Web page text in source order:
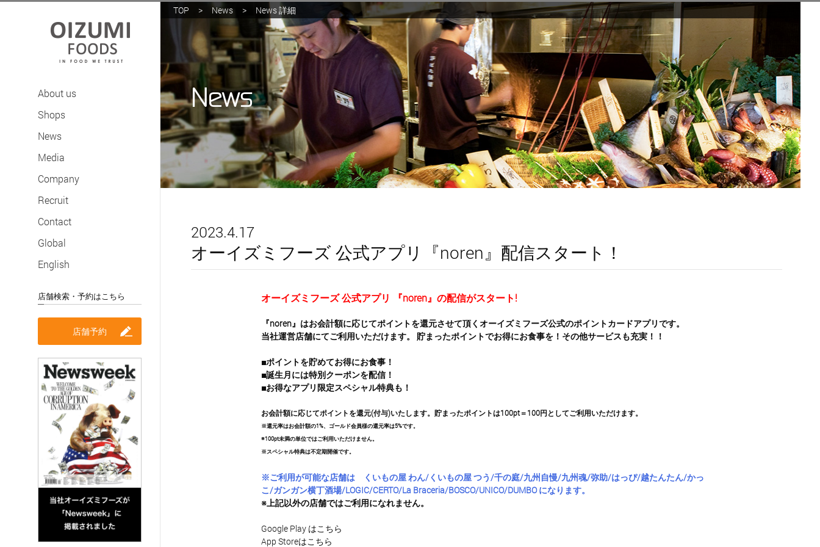
About us
Shops
News
Media
Company
Recruit
Contact
Global
English
店舗検索・予約はこちら
店舗予約
News
TOP > News > News 詳細
2023.4.17
オーイズミフーズ 公式アプリ『noren』配信スタート！
オーイズミフーズ 公式アプリ 『noren』の配信がスタート!
『noren』はお会計額に応じてポイントを還元させて頂くオーイズミフーズ公式のポイントカードアプリです。
当社運営店舗にてご利用いただけます。 貯まったポイントでお得にお食事を！その他サービスも充実！！
■ポイントを貯めてお得にお食事！
■誕生月には特別クーポンを配信！
■お得なアプリ限定スペシャル特典も！
お会計額に応じてポイントを還元(付与)いたします。貯まったポイントは100pt＝100円としてご利用いただけます。
※還元率はお会計額の1%、ゴールド会員様の還元率は5%です。
※100pt未満の単位ではご利用いただけません。
※スペシャル特典は不定期開催です。
※ご利用が可能な店舗は くいもの屋 わん/くいもの屋 つう/千の庭/九州自慢/九州魂/弥助/はっぴ/越たんたん/かっ
こ/ガンガン横丁酒場/LOGIC/CERTO/La Braceria/BOSCO/UNICO/DUMBO になります。
※上記以外の店舗ではご利用になれません。
Google Play はこちら
App Storeはこちら